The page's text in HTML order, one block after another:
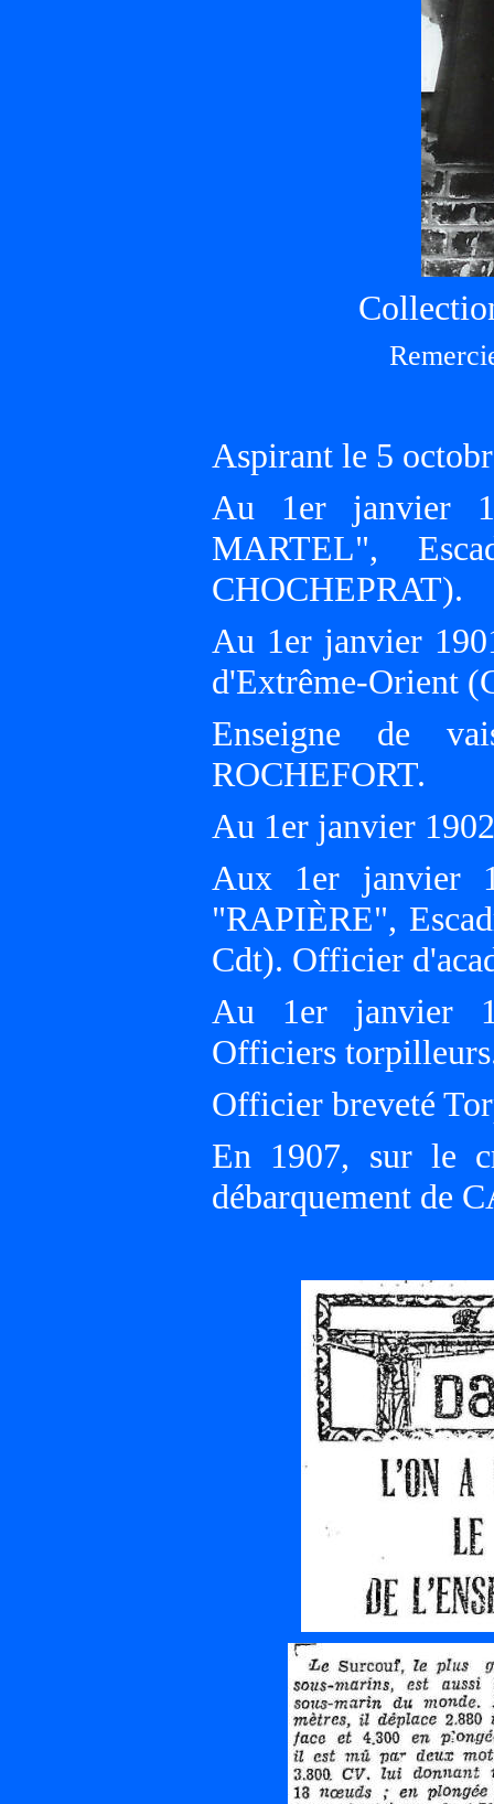
Aspirant le 5
Au 1er janvier
MARTEL",
CHOCHEPRAT).
Au 1er janvier
d'Extrême-Orient
Enseigne de
ROCHEFORT.
Au 1er janvier
Aux 1er janvier
"RAPIÈRE",
Cdt). Officier
Au 1er janvier
Officiers
Officier breveté
En 1907, sur le
débarquement de